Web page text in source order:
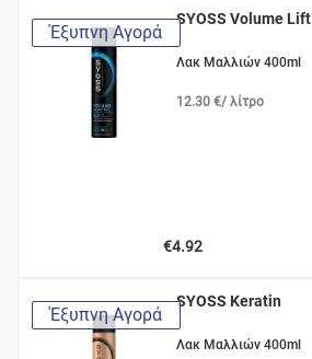
Έξυπνη Αγορά
SYOSS Volume Lift
Λακ Μαλλιών 400ml
12.30 €/ λίτρο
€4.92
Έξυπνη Αγορά
SYOSS Keratin
Λακ Μαλλιών 400ml